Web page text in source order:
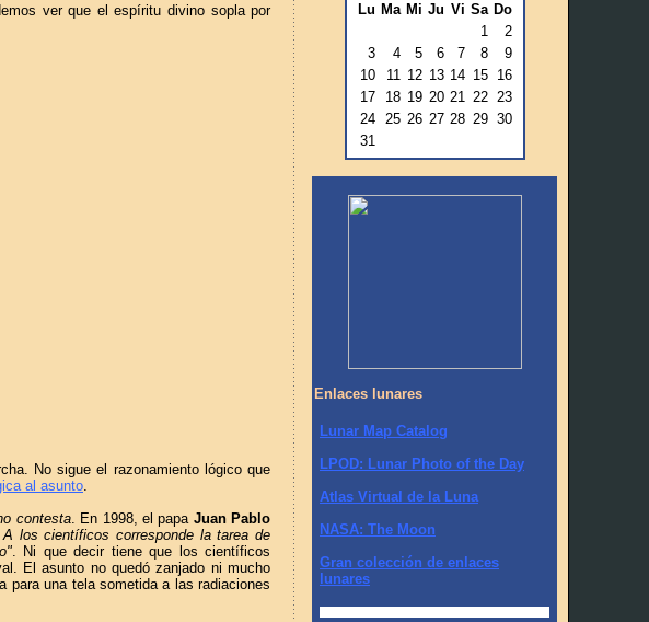
ver que el espíritu divino sopla por
No sigue el razonamiento lógico que
al asunto.
contesta. En 1998, el papa Juan Pablo
los científicos corresponde la tarea de
. Ni que decir tiene que los científicos
El asunto no quedó zanjado ni mucho
para una tela sometida a las radiaciones
Lu Ma Mi Ju Vi Sa Do
1
2
3
4 5 6 7 8
9
10
11 12 13 14 15
16
17
18 19 20 21 22 23
24
25 26 27 28 29 30
31
Enlaces lunares
Lunar Map Catalog
LPOD: Lunar Photo of the Day
Atlas Virtual de la Luna
NASA: The Moon
Gran colección de enlaces
lunares